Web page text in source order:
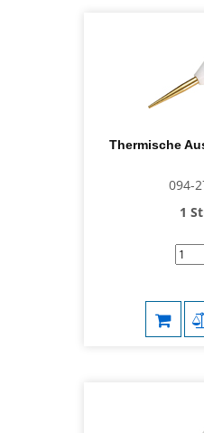
Thermische
094-
1